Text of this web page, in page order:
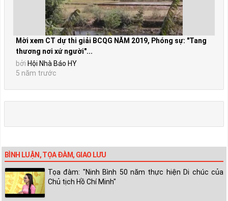
Mời xem CT dự thi giải BCQG NĂM 2019, Phóng sự: "Tang
thương nơi xứ người"...
bởi Hội Nhà Báo HY
5 năm trước
BÌNH LUẬN, TỌA ĐÀM, GIAO LƯU
Tọa đàm: "Ninh Bình 50 năm thực hiện Di chúc của
Chủ tịch Hồ Chí Minh"